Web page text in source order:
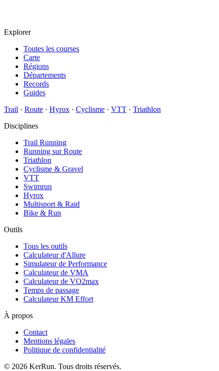
Explorer
Toutes les courses
Carte
Régions
Départements
Records
Guides
Trail · Route · Hyrox · Cyclisme · VTT · Triathlon
Disciplines
Trail Running
Running sur Route
Triathlon
Cyclisme & Gravel
VTT
Swimrun
Hyrox
Multisport & Raid
Bike & Run
Outils
Tous les outils
Calculateur d'Allure
Simulateur de Performance
Calculateur de VMA
Calculateur de VO2max
Temps de passage
Calculateur KM Effort
À propos
Contact
Mentions légales
Politique de confidentialité
© 2026 KerRun. Tous droits réservés.